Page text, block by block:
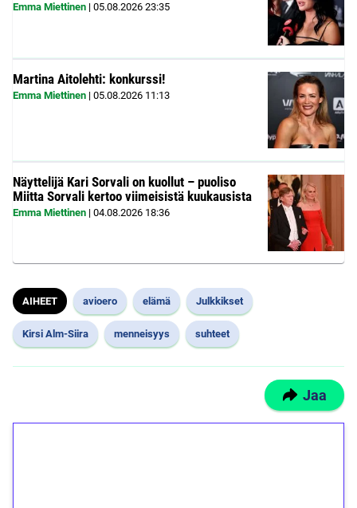
Emma Miettinen | 05.08.2026 23:35
Martina Aitolehti: konkurssi!
Emma Miettinen | 05.08.2026 11:13
Näyttelijä Kari Sorvali on kuollut – puoliso
Miitta Sorvali kertoo viimeisistä kuukausista
Emma Miettinen | 04.08.2026 18:36
AIHEET avioero elämä Julkkikset
Kirsi Alm-Siira menneisyys suhteet
Jaa